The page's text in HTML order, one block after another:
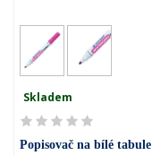
Skladem
Popisovač na bílé tabule